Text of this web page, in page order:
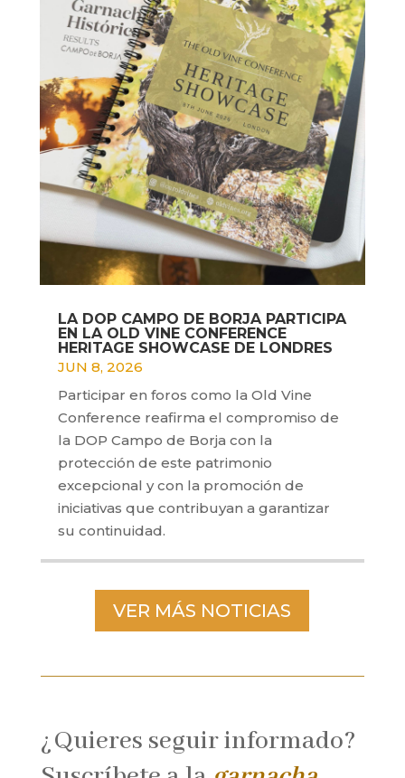
LA DOP CAMPO DE BORJA PARTICIPA
EN LA OLD VINE CONFERENCE
HERITAGE SHOWCASE DE LONDRES
JUN 8, 2026
Participar en foros como la Old Vine
Conference reafirma el compromiso de
la DOP Campo de Borja con la
protección de este patrimonio
excepcional y con la promoción de
iniciativas que contribuyan a garantizar
su continuidad.
VER MÁS NOTICIAS
¿Quieres seguir informado?